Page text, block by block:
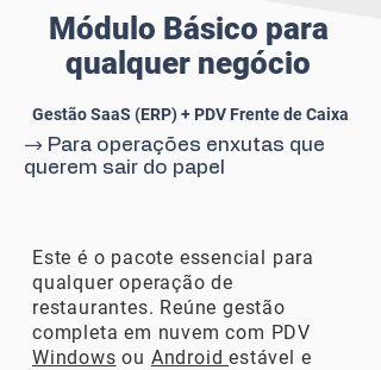
Módulo Básico para
qualquer negócio
Gestão SaaS (ERP) + PDV Frente de Caixa
→ Para operações enxutas que
querem sair do papel
Este é o pacote essencial para
qualquer operação de
restaurantes. Reúne gestão
completa em nuvem com PDV
Windows ou Androidestável e